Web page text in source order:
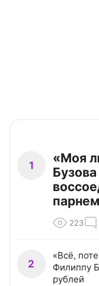
1
«Моя
223
2
«Всё,
Филиппу
рублей